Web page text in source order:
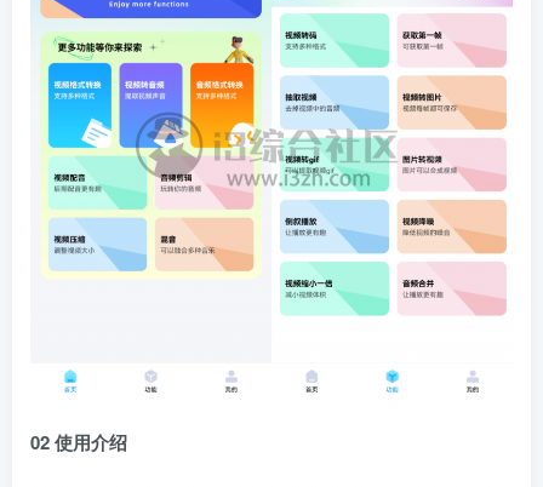
02 使用介绍